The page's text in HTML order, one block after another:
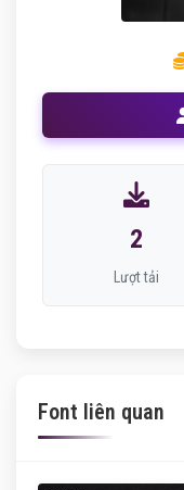
2
Lượt tải
Font liên quan